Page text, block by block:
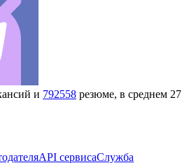
и 792558 резюме, в среднем 27
API сервисаСлужба